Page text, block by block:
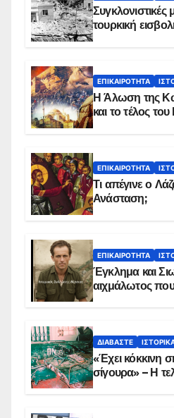
Συγκλονιστικές
τουρκική
ΕΠΙΚΑΙΡΌΤΗΤΑ
Η Άλωση της
και το τέλος του
ΕΠΙΚΑΙΡΌΤΗΤΑ
Τι απέγινε ο
Ανάσταση;
ΕΠΙΚΑΙΡΌΤΗΤΑ
Έγκλημα και
αιχμάλωτος
ΔΙΑΒΆΣΤΕ
«Έχει κόκκινη
σίγουρα» – Η